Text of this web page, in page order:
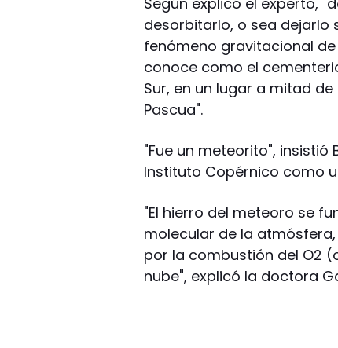
desorbitarlo, o sea dejarlo
fenómeno gravitacional
conoce como el
Sur, en un lugar a mitad
Pascua".
"Fue un meteorito",
Instituto Copérnico como
"El hierro del meteoro se
molecular de la
por la combustión del O2
nube", explicó la doctora